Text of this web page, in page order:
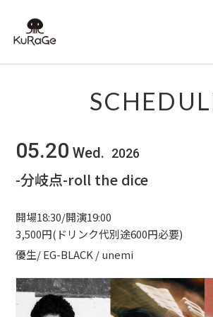
SCHEDULE
HALL INFO
CONTACT
05.20 Wed. 2026
-分岐点-roll the dice
開場18:30/開演19:00
3,500円(ドリンク代別途600円必要)
優生/ EG-BLACK / unemi